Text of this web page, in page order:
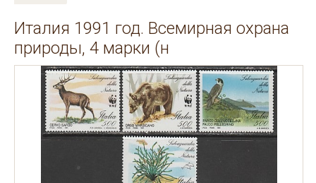
Италия 1991 год. Всемирная охрана
природы, 4 марки (н